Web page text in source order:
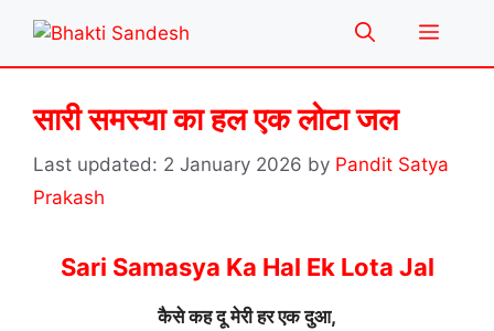
content
Menu
सारी समस्या का हल एक लोटा जल
2 January 2026 by Pandit Satya
Prakash
Sari Samasya Ka Hal Ek Lota Jal
कैसे कह दू मेरी हर एक दुआ,